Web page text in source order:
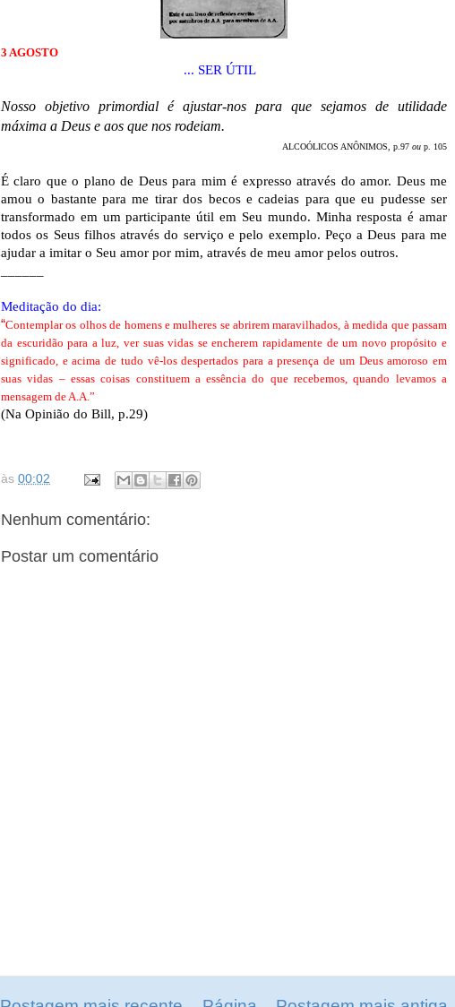
3 AGOSTO
... SER ÚTIL
Nosso objetivo primordial é ajustar-nos para que sejamos de utilidade
máxima a Deus e aos que nos rodeiam.
ALCOÓLICOS ANÔNIMOS, p.97 ou p. 105
É claro que o plano de Deus para mim é expresso através do amor. Deus me
amou o bastante para me tirar dos becos e cadeias para que eu pudesse ser
transformado em um participante útil em Seu mundo. Minha resposta é amar
todos os Seus filhos através do serviço e pelo exemplo. Peço a Deus para me
ajudar a imitar o Seu amor por mim, através de meu amor pelos outros.
Meditação do dia:
“Contemplar os olhos de homens e mulheres se abrirem maravilhados, à medida que passam
da escuridão para a luz, ver suas vidas se encherem rapidamente de um novo propósito e
significado, e acima de tudo vê-los despertados para a presença de um Deus amoroso em
suas vidas – essas coisas constituem a essência do que recebemos, quando levamos a
mensagem de A.A.”
(Na Opinião do Bill, p.29)
às 00:02
Nenhum comentário:
Postar um comentário